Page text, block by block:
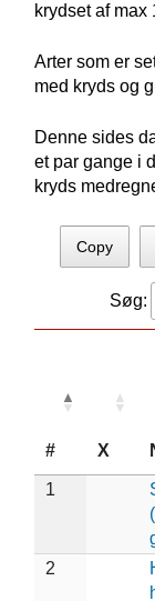
krydset af max
Arter som er
med kryds og
Denne sides
et par gange i
kryds
Copy
Søg:
# X
1
2